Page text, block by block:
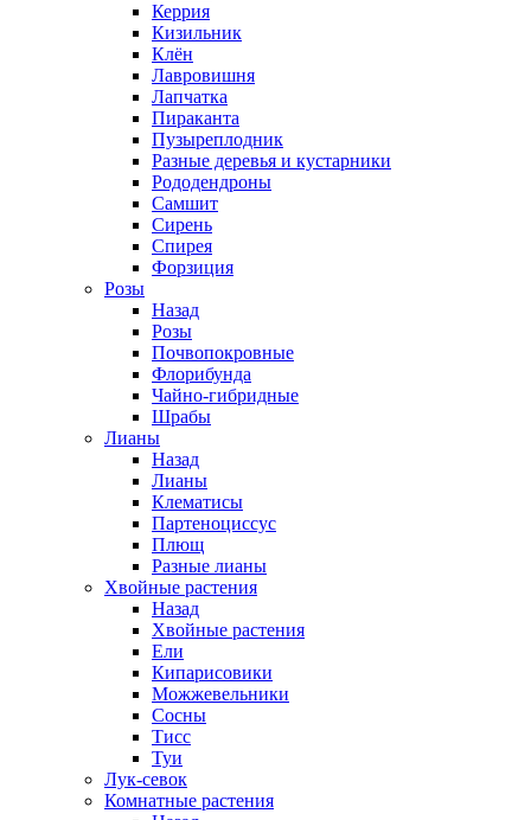
Керрия
Кизильник
Клён
Лавровишня
Лапчатка
Пираканта
Пузыреплодник
Разные деревья и кустарники
Рододендроны
Самшит
Сирень
Спирея
Форзиция
Розы
Назад
Розы
Почвопокровные
Флорибунда
Чайно-гибридные
Шрабы
Лианы
Назад
Лианы
Клематисы
Партеноциссус
Плющ
Разные лианы
Хвойные растения
Назад
Хвойные растения
Ели
Кипарисовики
Можжевельники
Сосны
Тисс
Туи
Лук-севок
Комнатные растения